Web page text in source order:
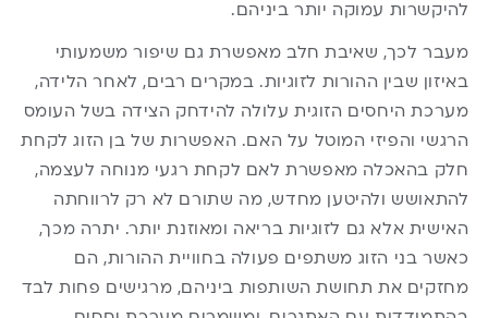
להיקשרות עמוקה יותר ביניהם.
מעבר לכך, שאיבת חלב מאפשרת גם שיפור משמעותי
באיזון שבין ההורות לזוגיות. במקרים רבים, לאחר הלידה,
מערכת היחסים הזוגית עלולה להידחק הצידה בשל העומס
הרגשי והפיזי המוטל על האם. האפשרות של בן הזוג לקחת
חלק בהאכלה מאפשרת לאם לקחת רגעי מנוחה לעצמה,
להתאושש ולהיטען מחדש, מה שתורם לא רק לרווחתה
האישית אלא גם לזוגיות בריאה ומאוזנת יותר. יתרה מכך,
כאשר בני הזוג משתפים פעולה בחוויית ההורות, הם
מחזקים את תחושת השותפות ביניהם, מרגישים פחות לבד